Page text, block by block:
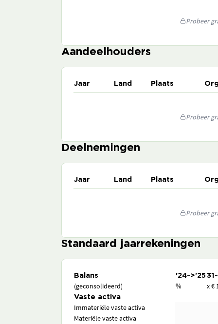
Probeer
Aandeelhouders
Jaar Land Plaats
Probeer
Deelnemingen
Jaar Land Plaats
Probeer
Standaard jaarrekeningen
Balans '24->'25
(geconsolideerd) % x €
Vaste activa
Immateriële vaste activa
Materiële vaste activa